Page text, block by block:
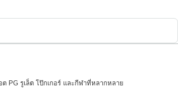
PG รูเล็ต โป๊กเกอร์ และกีฬาที่หลากหลาย